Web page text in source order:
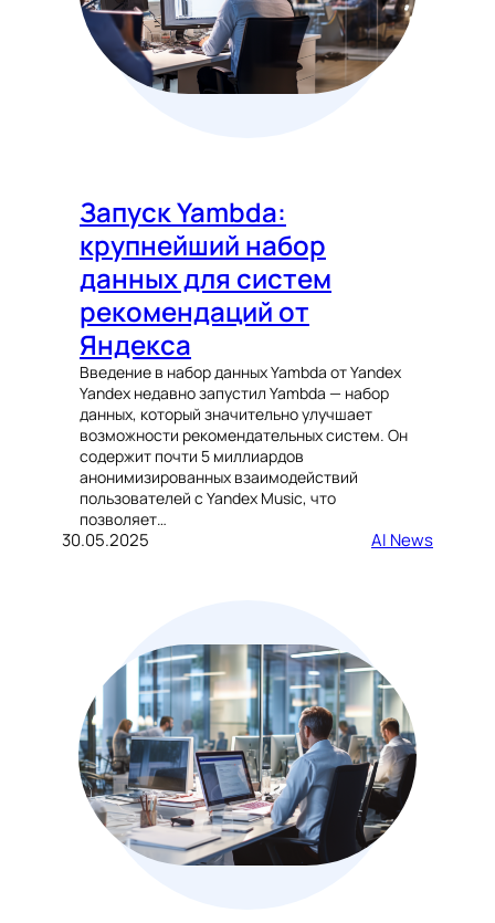
Запуск Yambda:
крупнейший набор
данных для систем
рекомендаций от
Яндекса
Введение в набор данных Yambda от Yandex
Yandex недавно запустил Yambda — набор
данных, который значительно улучшает
возможности рекомендательных систем. Он
содержит почти 5 миллиардов
анонимизированных взаимодействий
пользователей с Yandex Music, что
позволяет…
30.05.2025 AI News